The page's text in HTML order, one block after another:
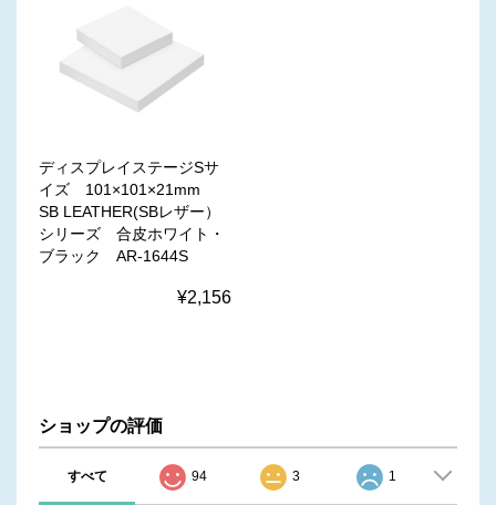
ディスプレイステージSサ
イズ 101×101×21mm
SB LEATHER(SBレザー）
シリーズ 合皮ホワイト・
ブラック AR-1644S
¥2,156
ショップの評価
すべて 94 3 1